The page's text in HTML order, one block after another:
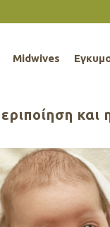
Midwives
και